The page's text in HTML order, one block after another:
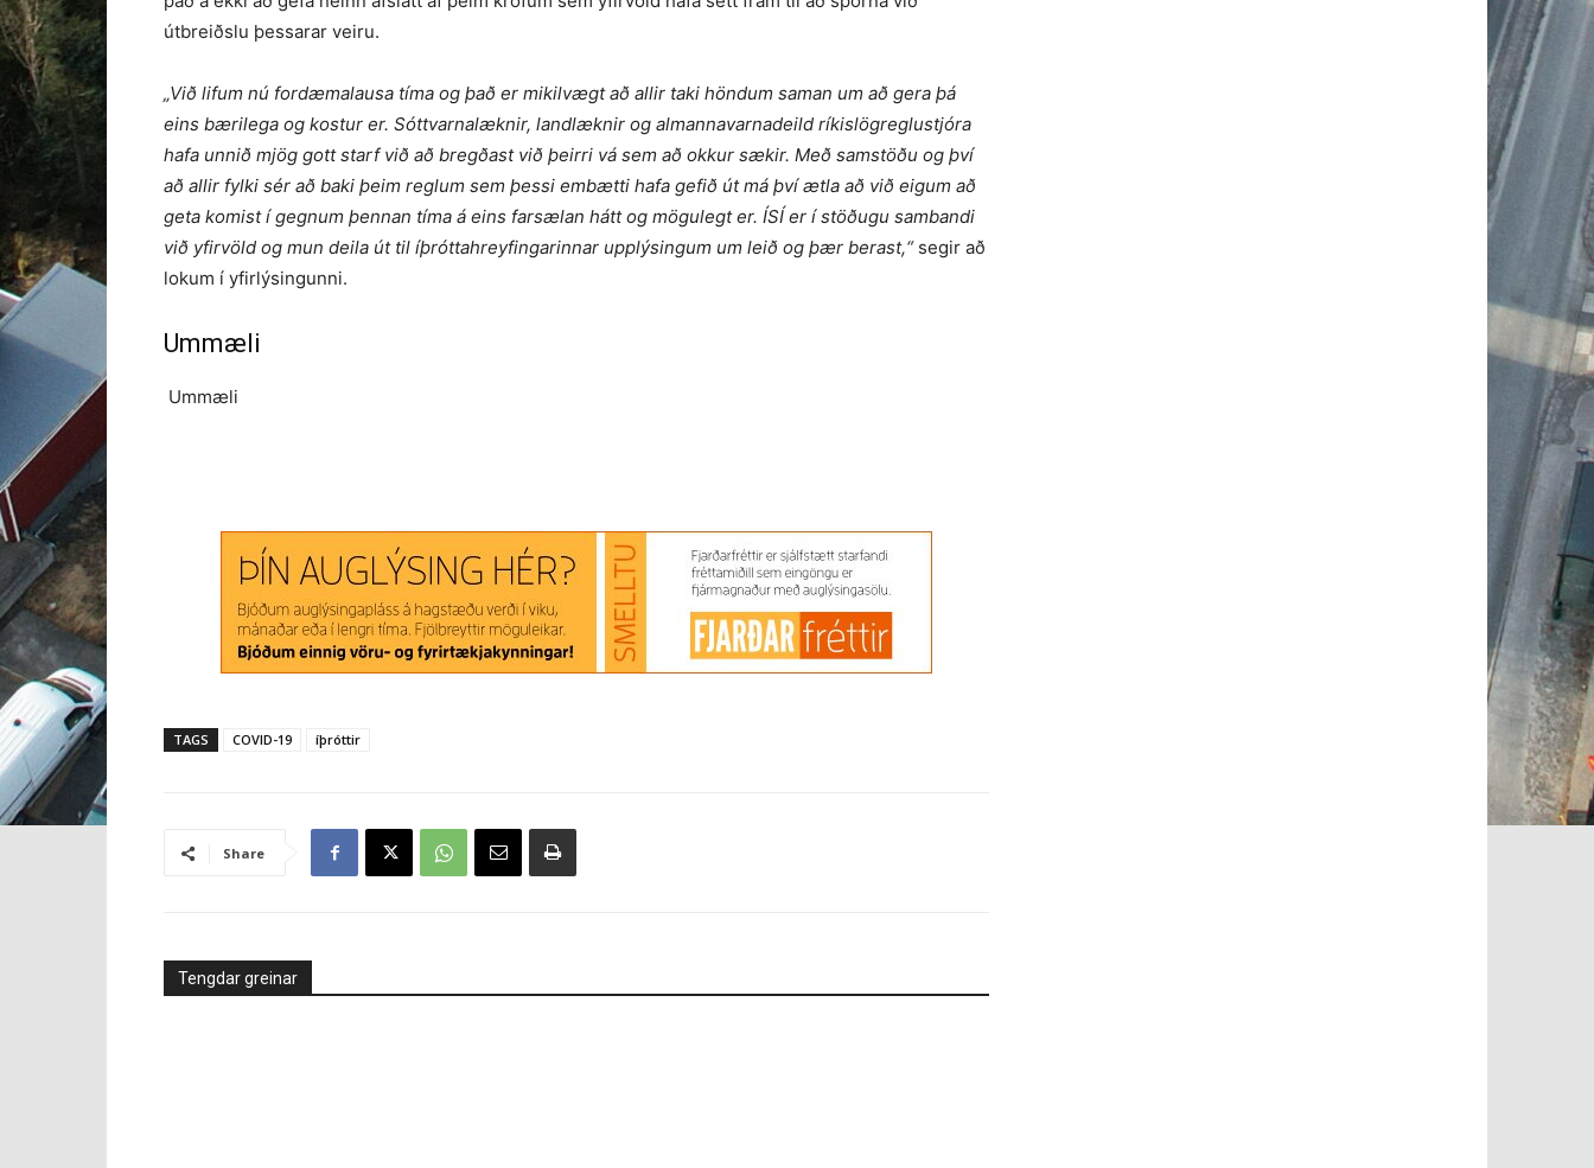
útbreiðslu þessarar veiru.
„Við lifum nú fordæmalausa tíma og það er mikilvægt að allir taki höndum saman um að gera þá
eins bærilega og kostur er. Sóttvarnalæknir, landlæknir og almannavarnadeild ríkislögreglustjóra
hafa unnið mjög gott starf við að bregðast við þeirri vá sem að okkur sækir. Með samstöðu og því
að allir fylki sér að baki þeim reglum sem þessi embætti hafa gefið út má því ætla að við eigum að
geta komist í gegnum þennan tíma á eins farsælan hátt og mögulegt er. ÍSÍ er í stöðugu sambandi
við yfirvöld og mun deila út til íþróttahreyfingarinnar upplýsingum um leið og þær berast,“segir að
lokum í yfirlýsingunni.
Ummæli
Ummæli
COVID-19 íþróttir
Tengdar greinar